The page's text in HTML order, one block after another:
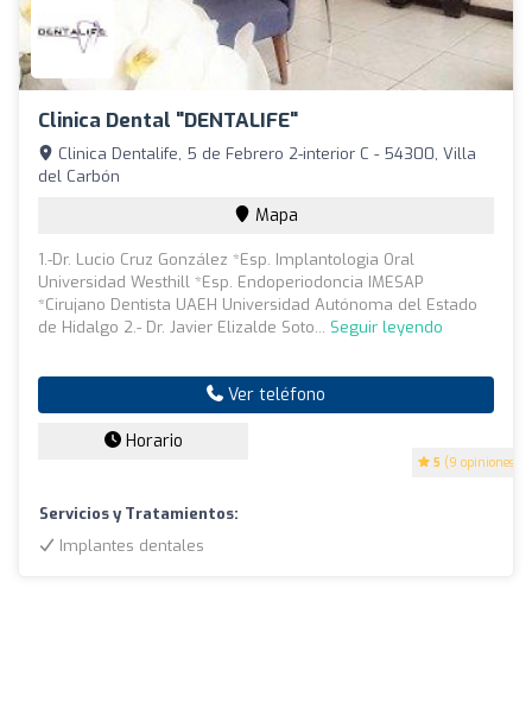
Clinica Dental "DENTALIFE"
5 (9 opiniones)
Clinica Dentalife, 5 de Febrero 2-interior C - 54300, Villa
del Carbón
Mapa
1.-Dr. Lucio Cruz González *Esp. Implantologia Oral
Universidad Westhill *Esp. Endoperiodoncia IMESAP
*Cirujano Dentista UAEH Universidad Autónoma del Estado
de Hidalgo 2.- Dr. Javier Elizalde Soto... Seguir leyendo
Ver teléfono
Horario
Servicios y Tratamientos:
Implantes dentales